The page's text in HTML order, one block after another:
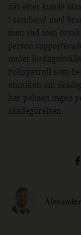
där efter kunde
I samband med
men vad som
person
under
Polispatrull som
anmälan om
har polisen ingen
skadegörelsen.